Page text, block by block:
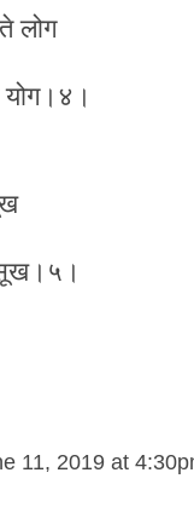
लोग
11, 2019 at